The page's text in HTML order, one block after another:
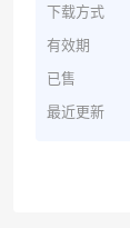
下载方式
有效期
已售
最近更新